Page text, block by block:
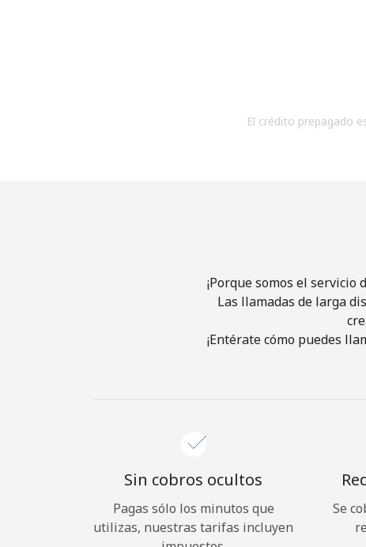
El crédito prepagado
¡Porque somos el
Las llamadas de larga
¡Entérate cómo puedes
Sin cobros ocultos
Pagas sólo los minutos que
utilizas, nuestras tarifas incluyen
Se